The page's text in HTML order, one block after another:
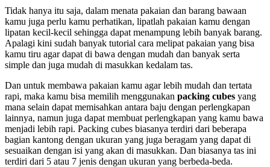
Tidak hanya itu saja, dalam menata pakaian dan barang bawaan
kamu juga perlu kamu perhatikan, lipatlah pakaian kamu dengan
lipatan kecil-kecil sehingga dapat menampung lebih banyak barang.
Apalagi kini sudah banyak tutorial cara melipat pakaian yang bisa
kamu tiru agar dapat di bawa dengan mudah dan banyak serta
simple dan juga mudah di masukkan kedalam tas.
Dan untuk membawa pakaian kamu agar lebih mudah dan tertata
rapi, maka kamu bisa memilih menggunakan packing cubes yang
mana selain dapat memisahkan antara baju dengan perlengkapan
lainnya, namun juga dapat membuat perlengkapan yang kamu bawa
menjadi lebih rapi. Packing cubes biasanya terdiri dari beberapa
bagian kantong dengan ukuran yang juga beragam yang dapat di
sesuaikan dengan isi yang akan di masukkan. Dan biasanya tas ini
terdiri dari 5 atau 7 jenis dengan ukuran yang berbeda-beda.